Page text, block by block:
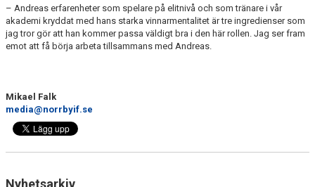
– Andreas erfarenheter som spelare på elitnivå och som tränare i vår
akademi kryddat med hans starka vinnarmentalitet är tre ingredienser som
jag tror gör att han kommer passa väldigt bra i den här rollen. Jag ser fram
emot att få börja arbeta tillsammans med Andreas.
Mikael Falk
media@norrbyif.se